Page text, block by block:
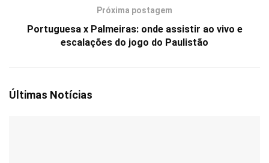
Próxima postagem
Portuguesa x Palmeiras: onde assistir ao vivo e
escalações do jogo do Paulistão
Últimas Notícias